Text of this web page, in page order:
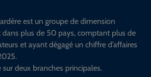
est un groupe de dimension
plus de 50 pays, comptant plus de
et ayant dégagé un chiffre d’affaires
sur deux branches principales.